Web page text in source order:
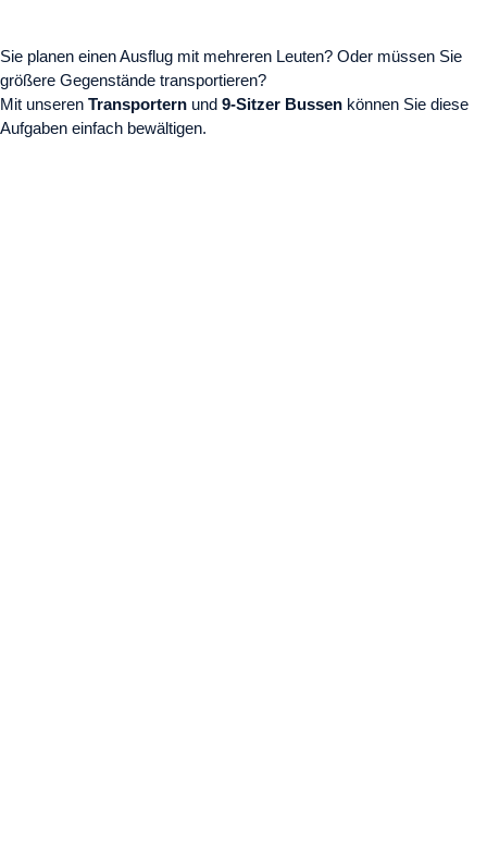
Sie planen einen Ausflug mit mehreren Leuten? Oder müssen Sie
größere Gegenstände transportieren?
Mit unseren Transportern und 9-Sitzer Bussen können Sie diese
Aufgaben einfach bewältigen.